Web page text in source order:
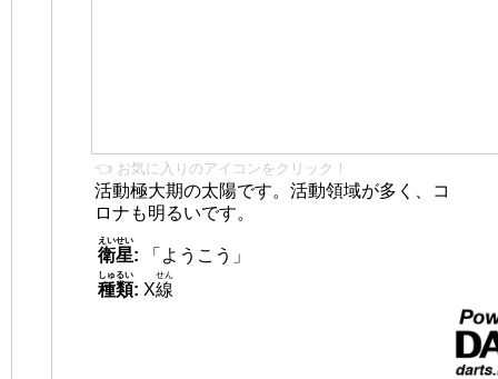
👈 お気に入りのアイコンをクリック！
活動極大期の太陽です。活動領域が多く、コ
ロナも明るいです。
衛星
えいせい
:
「ようこう」
種類
しゅるい
: X線
せん